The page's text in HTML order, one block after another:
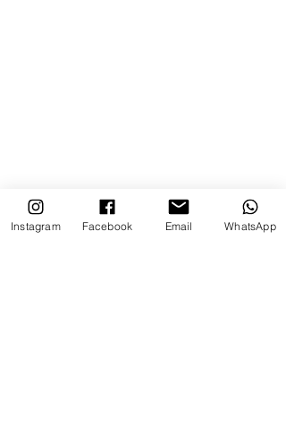
Instagram Facebook Email WhatsApp